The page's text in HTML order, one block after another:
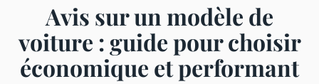
Avis sur un modèle de
voiture : guide pour choisir
économique et performant